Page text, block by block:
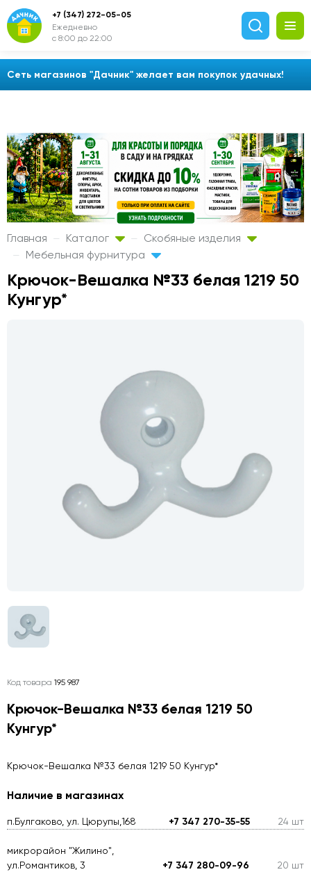
Сеть магазинов "Дачник" желает вам покупок удачных!
+7 (347) 272-05-05
Ежедневно
с 8:00 до 22:00
Главная Каталог
Скобяные изделия
Мебельная фурнитура
Крючок-Вешалка №33 белая 1219 50
Кунгур*
Код товара 195 987
Крючок-Вешалка №33 белая 1219 50
Кунгур*
Крючок-Вешалка №33 белая 1219 50 Кунгур*
Наличие в магазинах
п.Булгаково, ул. Цюрупы,168 +7 347 270-35-55 24 шт
микрорайон "Жилино",
ул.Романтиков, 3
+7 347 280-09-96 20 шт